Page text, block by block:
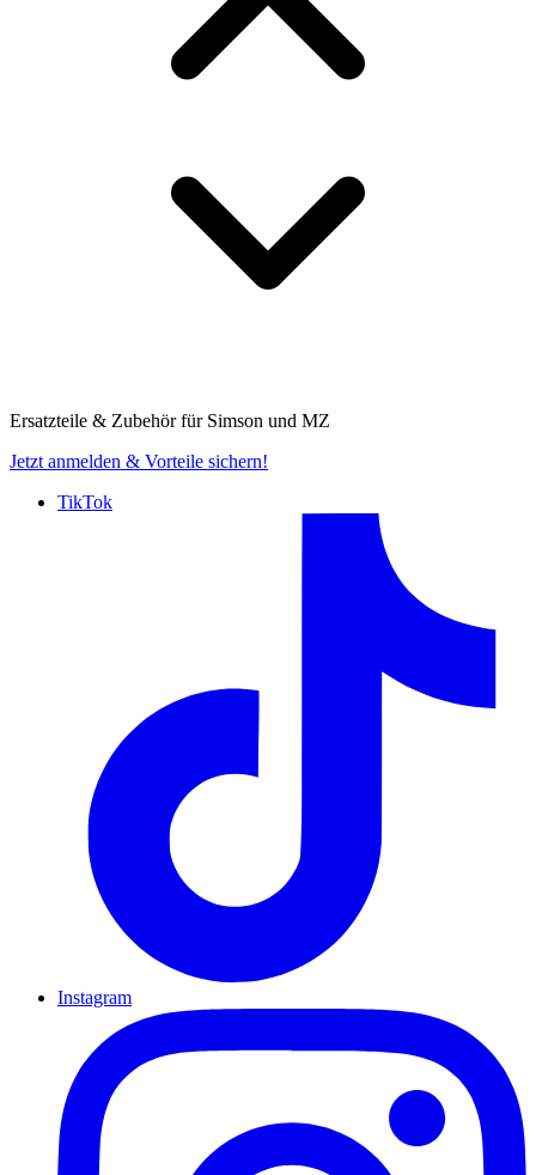
Ersatzteile & Zubehör für Simson und MZ
Jetzt anmelden & Vorteile sichern!
TikTok
Instagram